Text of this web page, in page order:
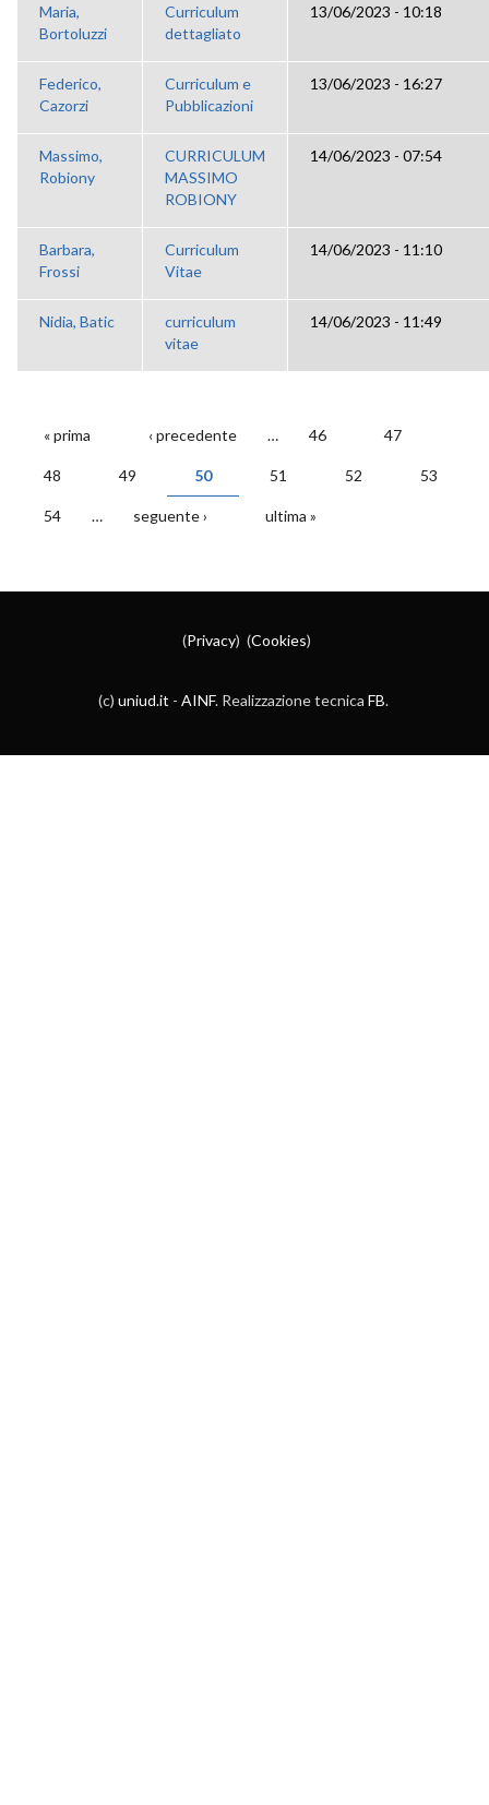
Maria,
Bortoluzzi
Curriculum
dettagliato
13/06/2023 - 10:18
Federico,
Cazorzi
Curriculum e
Pubblicazioni
13/06/2023 - 16:27
Massimo,
Robiony
CURRICULUM
MASSIMO
ROBIONY
14/06/2023 - 07:54
Barbara,
Frossi
Curriculum
Vitae
14/06/2023 - 11:10
Nidia, Batic
curriculum
vitae
14/06/2023 - 11:49
PAGINE
« prima ‹ precedente … 46 47
48 49 50 51 52 53
54 … seguente › ultima »
(Privacy) (Cookies)
(c) uniud.it - AINF. Realizzazione tecnica FB.